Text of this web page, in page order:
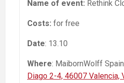
Name of event: Rethink
Costs: for free
Date: 13.10
Where: MaibornWolff
Diago 2-4, 46007 Valencia,